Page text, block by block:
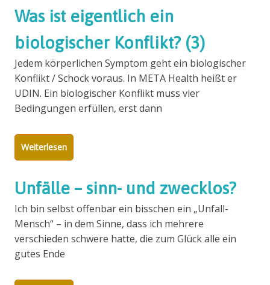
Was ist eigentlich ein
biologischer Konflikt? (3)
Jedem körperlichen Symptom geht ein biologischer
Konflikt / Schock voraus. In META Health heißt er
UDIN. Ein biologischer Konflikt muss vier
Bedingungen erfüllen, erst dann
Weiterlesen
Unfälle – sinn- und zwecklos?
Ich bin selbst offenbar ein bisschen ein „Unfall-
Mensch“ – in dem Sinne, dass ich mehrere
verschieden schwere hatte, die zum Glück alle ein
gutes Ende